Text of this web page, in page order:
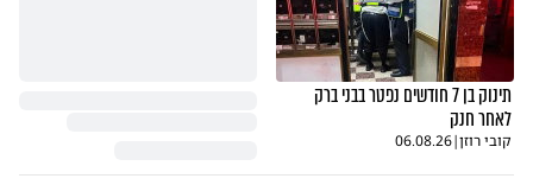
תינוק בן 7 חודשים נפטר בבני ברק
לאחר חנק
קובי רוזן|
06.08.26